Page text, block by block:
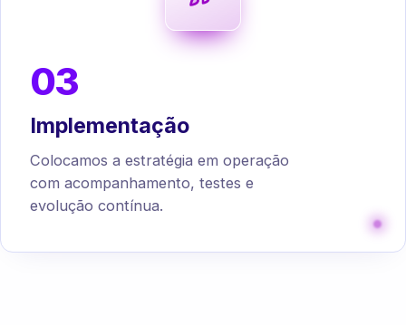
03
Implementação
Colocamos a estratégia em operação
com acompanhamento, testes e
evolução contínua.